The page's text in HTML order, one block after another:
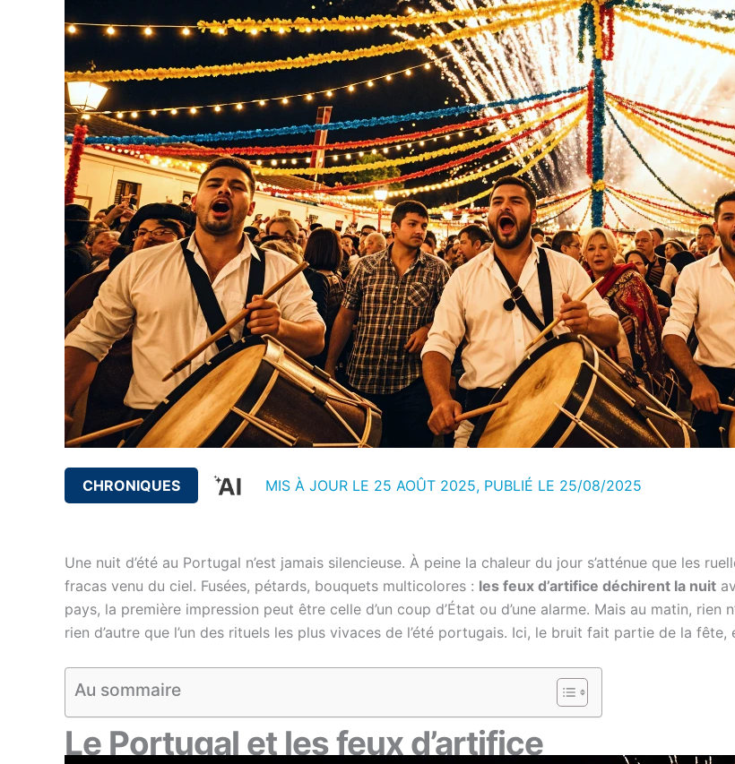
CHRONIQUES MIS À JOUR LE 25 AOÛT 2025, PUBLIÉ LE 25/08/2025
Une nuit d’été au Portugal n’est jamais silencieuse. À peine la chaleur du jour s’atténue que les
fracas venu du ciel. Fusées, pétards, bouquets multicolores : les feux d’artifice déchirent la nuit
pays, la première impression peut être celle d’un coup d’État ou d’une alarme. Mais au matin, rien
rien d’autre que l’un des rituels les plus vivaces de l’été portugais. Ici, le bruit fait partie de la fête,
Au sommaire
Le Portugal et lesfeux d’artifice